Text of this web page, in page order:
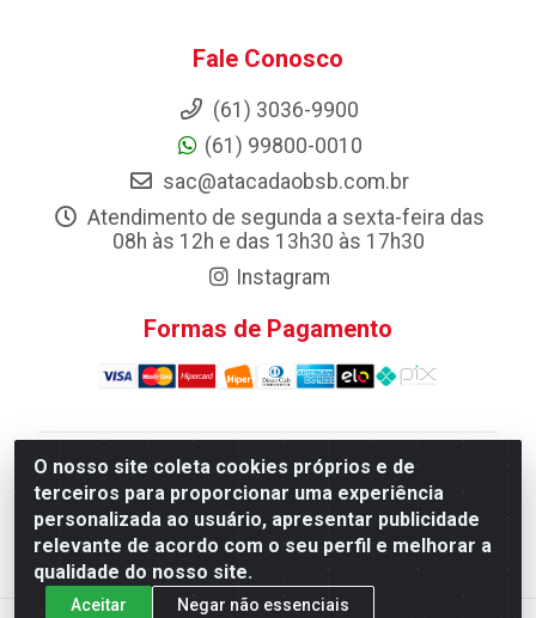
O nosso site coleta cookies próprios e de
terceiros para proporcionar uma experiência
personalizada ao usuário, apresentar publicidade
relevante de acordo com o seu perfil e melhorar a
qualidade do nosso site.
Aceitar Negar não essenciais
Fale Conosco
(61) 3036-9900
(61) 99800-0010
sac@atacadaobsb.com.br
Atendimento de segunda a sexta-feira das
08h às 12h e das 13h30 às 17h30
Instagram
Formas de Pagamento
Atacadao da Limpeza F. Pereira Queiroz Comercio e
Distribuicao LTDA - Quadra Qi 10 Lotes 39 e, 41 - Setor
Industrial (Taguatinga), Brasília/DF - CEP 72.135-100 -
CNPJ 13.184.675/0001-80